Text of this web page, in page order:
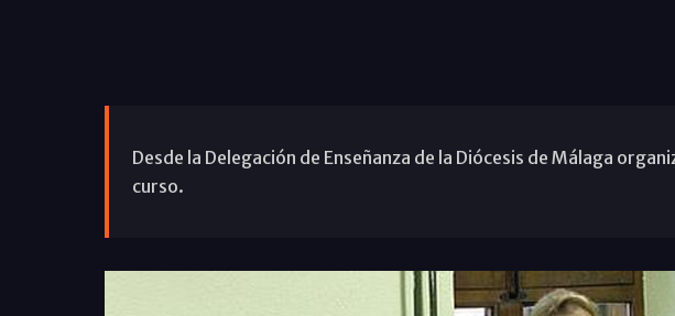
Desde la Delegación de Enseñanza de la Diócesis de Málaga
curso.